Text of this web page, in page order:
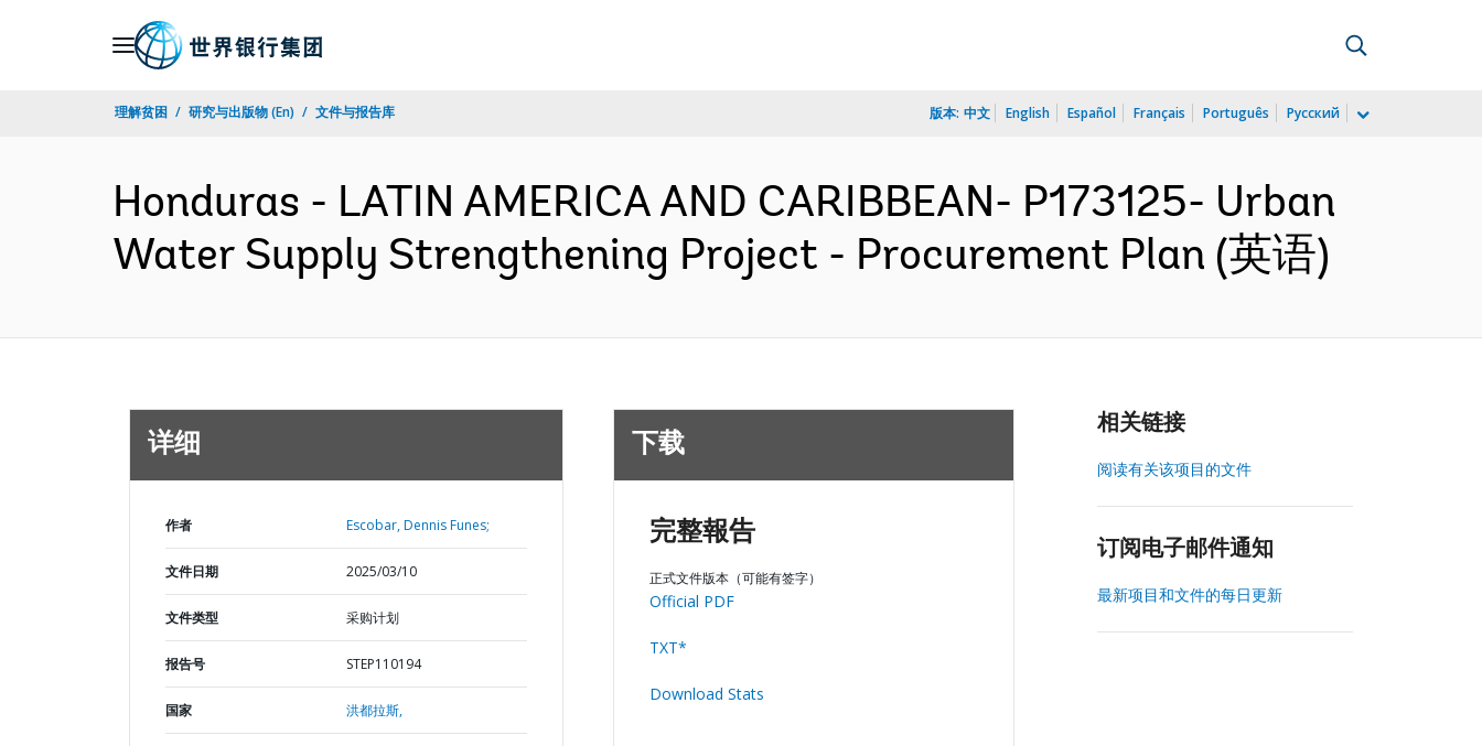
理解贫困 研究与出版物 (En) 文件与报告库 版本: 中文 English Español Français Português Русский
Honduras - LATIN AMERICA AND CARIBBEAN- P173125- Urban
Water Supply Strengthening Project - Procurement Plan (英语)
详细
作者 Escobar, Dennis Funes;
文件日期 2025/03/10
文件类型 采购计划
报告号 STEP110194
国家 洪都拉斯,
下载
完整報告
正式文件版本（可能有签字）
Official PDF
TXT*
Download Stats
相关链接
阅读有关该项目的文件
订阅电子邮件通知
最新项目和文件的每日更新